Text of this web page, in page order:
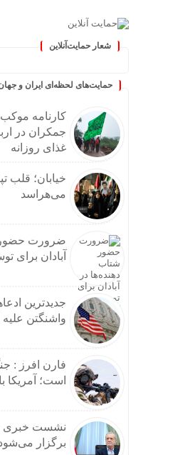
شعار حمایت‌آنلاین
حمایت‌های لحظه‌ای ایران و
کارنامه
غذای روزانه
خیابان؛ قلب
می‌هراسد
ضرورت حضور
آبادان برای
جدیدترین
واشنگتن علیه
فارن افرز :
است؛ آمریکا
نشست خبری
برگزار